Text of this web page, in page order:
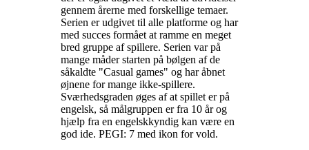
gennem årerne med forskellige temaer.
Serien er udgivet til alle platforme og har
med succes formået at ramme en meget
bred gruppe af spillere. Serien var på
mange måder starten på bølgen af de
såkaldte "Casual games" og har åbnet
øjnene for mange ikke-spillere.
Sværhedsgraden øges af at spillet er på
engelsk, så målgruppen er fra 10 år og
hjælp fra en engelskkyndig kan være en
god ide. PEGI: 7 med ikon for vold.